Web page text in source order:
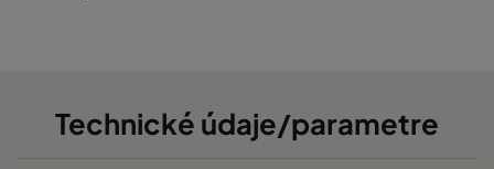
Technické údaje/parametre